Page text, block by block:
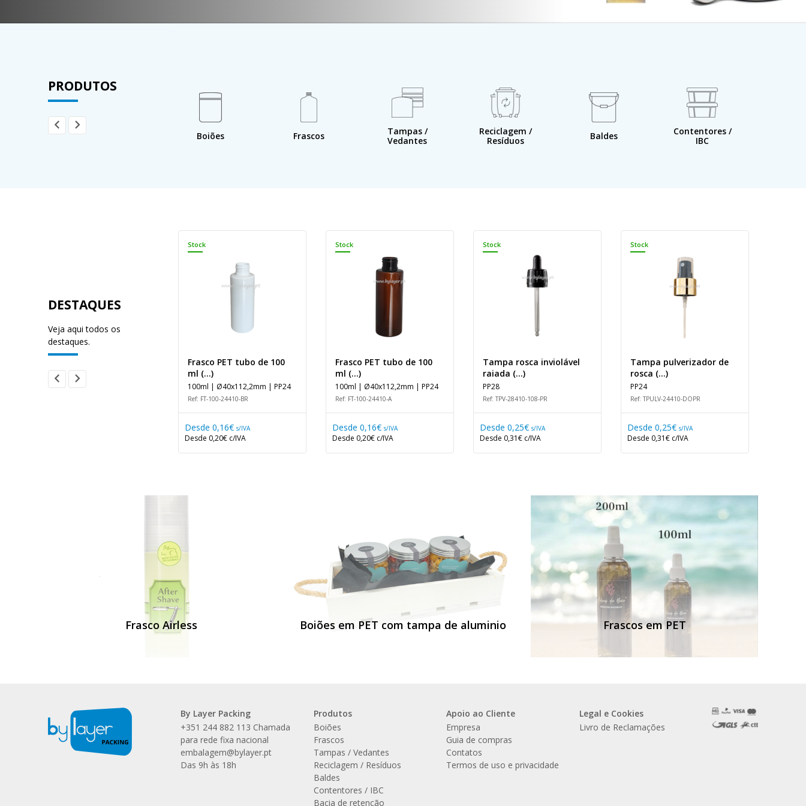
PRODUTOS
Boiões Frascos
Tampas /
Vedantes
Reciclagem /
Resíduos
Baldes
Contentores /
IBC
DESTAQUES
Veja aqui todos os
destaques.
tampa e (...)
3000ml | Ø200x131mm
Stock
Frasco PET tubo de 100
ml (...)
100ml | Ø40x112,2mm | PP24
Ref: FT-100-24410-BR
Desde 0,16€ s/IVA
Desde 0,20€ c/IVA
Stock
Frasco PET tubo de 100
ml (...)
100ml | Ø40x112,2mm | PP24
Ref: FT-100-24410-A
Desde 0,16€ s/IVA
Desde 0,20€ c/IVA
Stock
Tampa rosca inviolável
raiada (...)
PP28
Ref: TPV-28410-108-PR
Desde 0,25€ s/IVA
Desde 0,31€ c/IVA
Stock
Tampa pulverizador de
rosca (...)
PP24
Ref: TPULV-24410-DOPR
Desde 0,25€ s/IVA
Desde 0,31€ c/IVA
Frasco Airless Boiões em PET com tampa de aluminio Frascos em PET
By Layer Packing
+351 244 882 113 Chamada
para rede fixa nacional
embalagem@bylayer.pt
Das 9h às 18h
Produtos
Boiões
Frascos
Tampas / Vedantes
Reciclagem / Resíduos
Baldes
Contentores / IBC
Bacia de retenção
Apoio ao Cliente
Empresa
Guia de compras
Contatos
Termos de uso e privacidade
Legal e Cookies
Livro de Reclamações